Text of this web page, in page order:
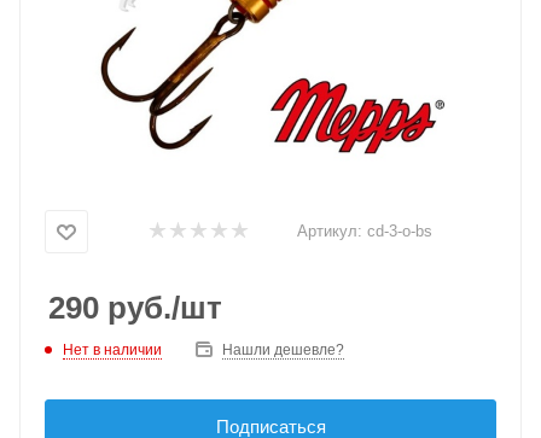
Артикул: cd-3-o-bs
290 руб./шт
Нет в наличии Нашли дешевле?
Подписаться